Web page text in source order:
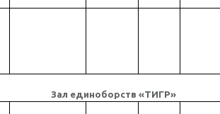
Зал единоборств «ТИГР»